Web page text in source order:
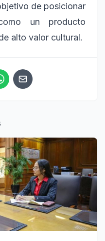
de posicionar
un producto
alto valor cultural.